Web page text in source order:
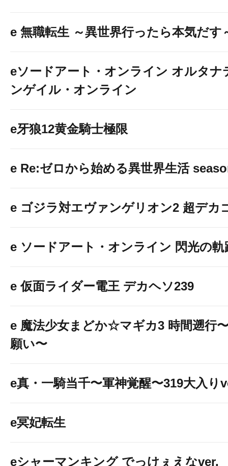
e 無職転生 ～異世界行ったら本気だす
eソードアート・オンライン オルタナ
ンゲイル・オンライン
e牙狼12黄金騎士極限
e Re:ゼロから始める異世界生活
e ゴジラ対エヴァンゲリオン2 超デカ
e ソードアート・オンライン 閃光の軌
e 仮面ライダー電王 デカヘソ239
e 魔法少女まどか☆マギカ3 時間遡行
願い〜
e真・一騎当千〜軍神覚醒〜319大入り
e冥妃転生
eシャーマンキング でっけぇえなver.